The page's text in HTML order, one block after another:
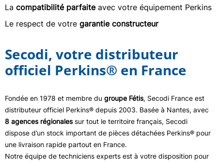
La compatibilité parfaiteavec votre équipement Perkins
Le respect de votre garantie constructeur
Secodi, votre distributeur
officiel Perkins® en France
Fondée en 1978 et membre du groupe Fétis, Secodi France est
distributeur officiel Perkins® depuis 2003. Basée à Nantes, avec
8 agences régionalessur tout le territoire français, Secodi
dispose d’un stock important de pièces détachées Perkins® pour
une livraison rapide partout en France.
Notre équipe de techniciens experts est à votre disposition pour